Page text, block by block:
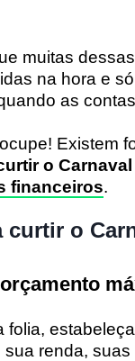
muitas
na hora e
as
Existem
o
financeiros.
curtir o
folia,
sua renda,